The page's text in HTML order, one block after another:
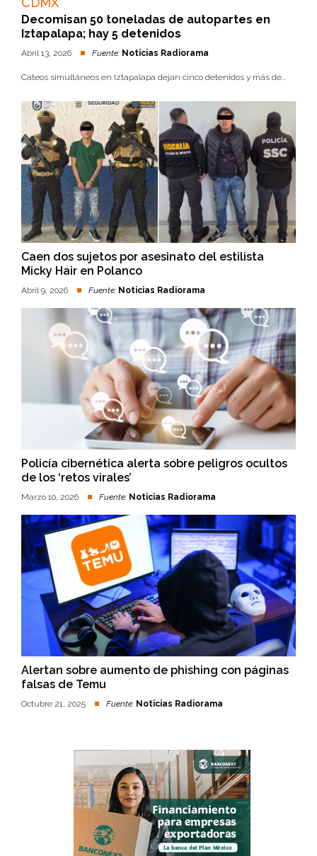
Decomisan 50 toneladas de autopartes en
Iztapalapa; hay 5 detenidos
Abril 13, 2026 Fuente: Noticias Radiorama
Cateos simultáneos en Iztapalapa dejan cinco detenidos y más de...
Caen dos sujetos por asesinato del estilista
Micky Hair en Polanco
Abril 9, 2026 Fuente: Noticias Radiorama
Policía cibernética alerta sobre peligros ocultos
de los ‘retos virales’
Marzo 10, 2026 Fuente: Noticias Radiorama
Alertan sobre aumento de phishing con páginas
falsas de Temu
Octubre 21, 2025 Fuente: Noticias Radiorama